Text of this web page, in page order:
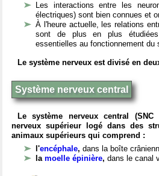
Les interactions entre les
électriques) sont bien connues et
À l'heure actuelle, les relations
sont de plus en plus
essentielles au fonctionnement du
Le système nerveux est divisé en
Système nerveux central
Le système nerveux central
nerveux supérieur logé dans des
animaux supérieurs qui comprend :
l'encéphale, dans la boîte
la moelle épinière, dans le canal